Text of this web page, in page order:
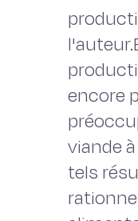
encore
viande
tels